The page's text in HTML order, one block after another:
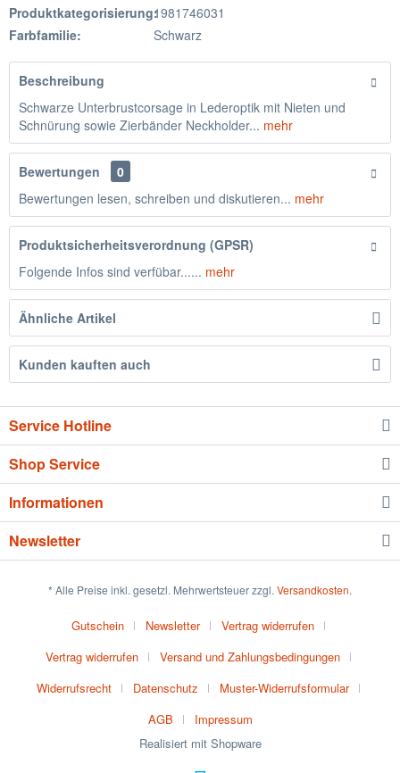
Produktkategorisierung:1981746031
Farbfamilie:
Schwarz
Beschreibung
Schwarze Unterbrustcorsage in Lederoptik mit Nieten und
Schnürung sowie Zierbänder Neckholder... mehr
Bewertungen
0
Bewertungen lesen, schreiben und diskutieren... mehr
Produktsicherheitsverordnung (GPSR)
Folgende Infos sind verfübar...... mehr
Ähnliche Artikel
Kunden kauften auch
Service Hotline
Shop Service
Informationen
Newsletter
* Alle Preise inkl. gesetzl. Mehrwertsteuer zzgl. Versandkosten.
Gutschein Newsletter
Vertrag widerrufen
Vertrag widerrufen
Versand und Zahlungsbedingungen
Widerrufsrecht
Datenschutz
Muster-Widerrufsformular
AGB
Impressum
Realisiert mit Shopware